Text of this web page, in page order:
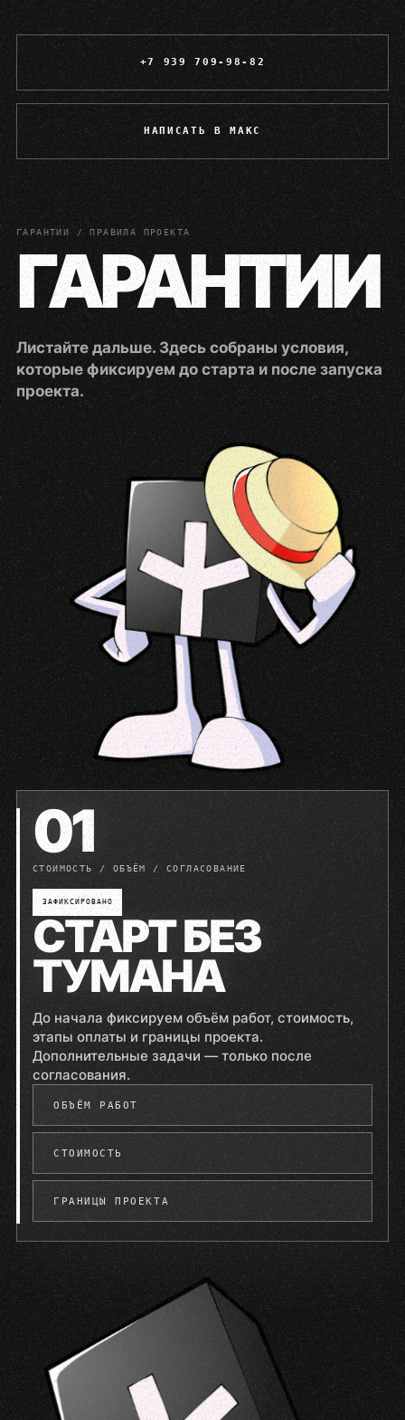
+7 939 709-98-82
НАПИСАТЬ В МАКС
ГАРАНТИИ / ПРАВИЛА ПРОЕКТА
ГАРАНТИИ
Листайте дальше. Здесь собраны условия,
которые фиксируем до старта и после запуска
проекта.
01
СТОИМОСТЬ / ОБЪЁМ / СОГЛАСОВАНИЕ
ЗАФИКСИРОВАНО
СТАРТ БЕЗ
ТУМАНА
До начала фиксируем объём работ, стоимость,
этапы оплаты и границы проекта.
Дополнительные задачи — только после
согласования.
ОБЪЁМ РАБОТ
СТОИМОСТЬ
ГРАНИЦЫ ПРОЕКТА